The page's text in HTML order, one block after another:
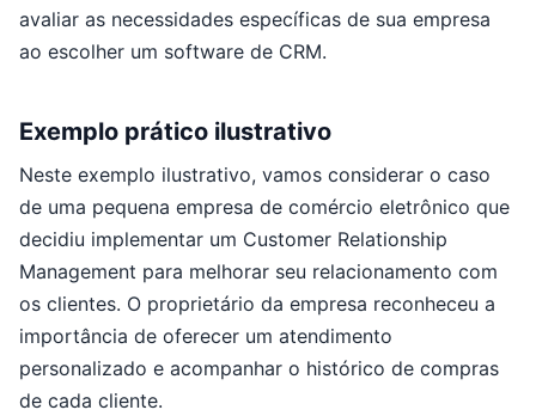
avaliar as necessidades específicas de sua empresa
ao escolher um software de CRM.
Exemplo prático ilustrativo
Neste exemplo ilustrativo, vamos considerar o caso
de uma pequena empresa de comércio eletrônico que
decidiu implementar um Customer Relationship
Management para melhorar seu relacionamento com
os clientes. O proprietário da empresa reconheceu a
importância de oferecer um atendimento
personalizado e acompanhar o histórico de compras
de cada cliente.